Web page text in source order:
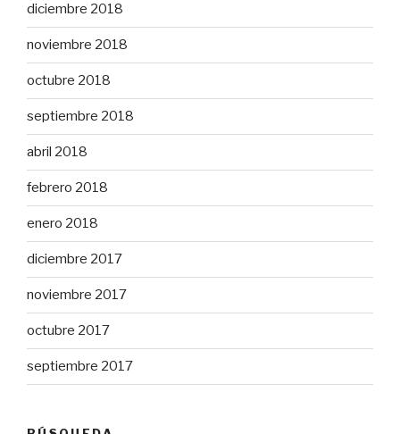
diciembre 2018
noviembre 2018
octubre 2018
septiembre 2018
abril 2018
febrero 2018
enero 2018
diciembre 2017
noviembre 2017
octubre 2017
septiembre 2017